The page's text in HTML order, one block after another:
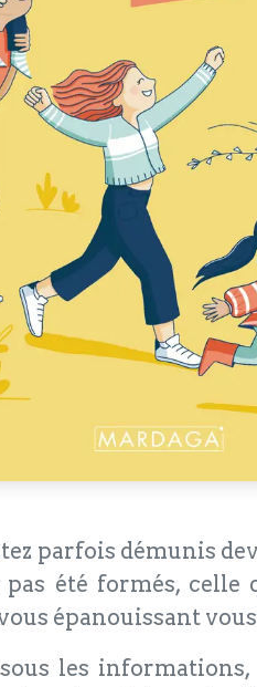
parfois démunis
pas été formés,
épanouissant
les